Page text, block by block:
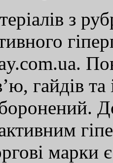
з
гайдів
марки